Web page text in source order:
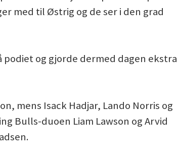
med til Østrig og de ser i den grad
podiet og gjorde dermed dagen ekstra
mens Isack Hadjar, Lando Norris og
Bulls-duoen Liam Lawson og Arvid